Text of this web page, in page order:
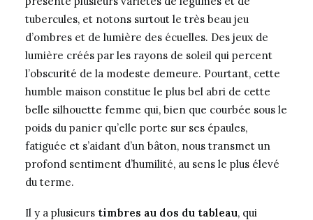
tubercules, et notons surtout le très beau jeu
d’ombres et de lumière des écuelles. Des jeux de
lumière créés par les rayons de soleil qui percent
l’obscurité de la modeste demeure. Pourtant, cette
humble maison constitue le plus bel abri de cette
belle silhouette femme qui, bien que courbée sous le
poids du panier qu’elle porte sur ses épaules,
fatiguée et s’aidant d’un bâton, nous transmet un
profond sentiment d’humilité, au sens le plus élevé
du terme.
Il y a plusieurs timbres au dos du tableau, qui